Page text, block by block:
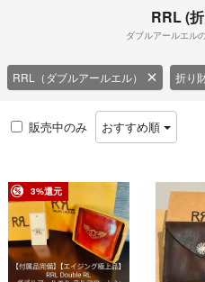
RRL (
ダブルアールエル
RRL（ダブルアールエル） 折り
販売中のみ おすすめ順
3%還元